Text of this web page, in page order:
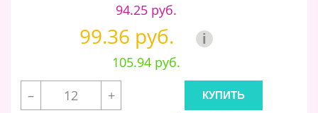
94.25 руб.
99.36 руб. i
105.94 руб.
–
+